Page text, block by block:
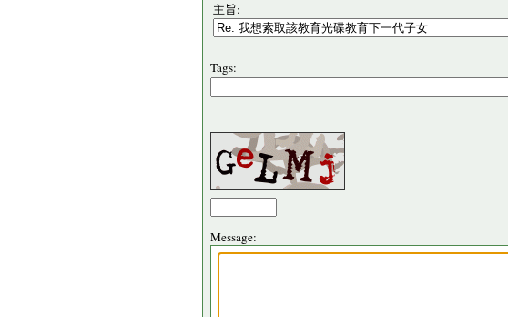
主旨:
Tags:
Message: